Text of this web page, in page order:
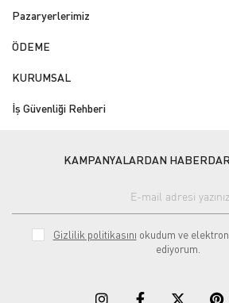
Pazaryerlerimiz
ÖDEME
KURUMSAL
İş Güvenliği Rehberi
KAMPANYALARDAN
Gizlilik politikasını okudum ve
ediyorum.